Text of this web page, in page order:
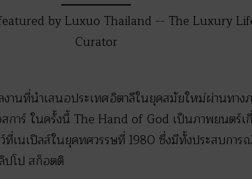
งานที่นำเสนอประเทศอิตาลีในยุคสมัยใหม่ผ่านทา
าร์ ในครั้งนี้ The Hand of God เป็นภาพยนตร์เกี่
ที่เนเปิลส์ในยุคทศวรรษที่ 1980 ซึ่งมีทั้งประสบกา
ปโป สก็อตติ